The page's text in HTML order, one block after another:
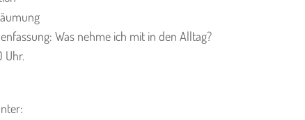
Was nehme ich mit in den Alltag?
Uhr.